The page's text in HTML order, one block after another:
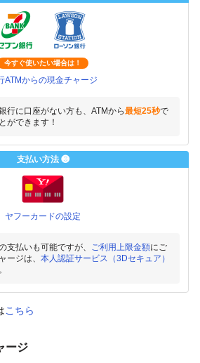
今すぐ使いたい場合は！
ATMからの現金チャージ
行に口座がない方も、ATMから最短25秒で
ができます！
支払い方法 ❸
ヤフーカードの設定
支払いも可能ですが、 ご利用上限金額にご
ージは、 本人認証サービス（3Dセキュア）
こちら
ージ